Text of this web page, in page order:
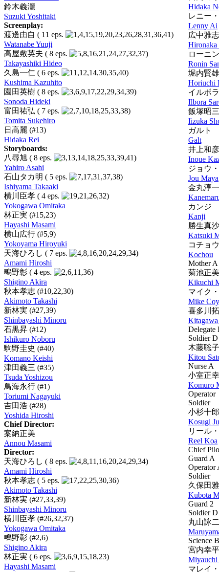
鈴木義瀧
Suzuki Yoshitaki
Screenplay:
渡邊由自 ( 11 eps.
)
Watanabe Yuuji
高屋敷英夫 ( 8 eps.
)
Takayashiki Hideo
久島一仁 ( 6 eps.
)
Kushima Kazuhito
園田英樹 ( 8 eps.
)
Sonoda Hideki
富田祐弘 ( 7 eps.
)
Tomita Sukehiro
日高麗 (#13)
Hidaka Rei
Storyboards:
八尋旭 ( 8 eps.
)
Yahiro Asahi
石山タカ明 ( 5 eps.
)
Ishiyama Takaaki
横川臣孝 ( 4 eps.
)
Yokogawa Omitaka
林正実 (#15,23)
Hayashi Masami
横山広行 (#5,9)
Yokoyama Hiroyuki
天海ひろし ( 7 eps.
)
Amami Hiroshi
鴫野彰 ( 4 eps.
)
Shigino Akira
秋本孝志 (#10,22,30)
Akimoto Takashi
新林実 (#27,39)
Shinbayashi Minoru
石黒昇 (#12)
Ishikuro Noboru
駒野圭史 (#40)
Komano Keishi
津田義三 (#35)
Tsuda Yoshizou
鳥海永行 (#1)
Toriumi Nagayuki
吉田浩 (#28)
Yoshida Hiroshi
Chief Director:
案納正美
Annou Masami
Director:
天海ひろし ( 8 eps.
)
Amami Hiroshi
秋本孝志 ( 5 eps.
)
Akimoto Takashi
新林実 (#27,33,39)
Shinbayashi Minoru
横川臣孝 (#26,32,37)
Yokogawa Omitaka
鴫野彰 (#2,6)
Shigino Akira
林正実 ( 6 eps.
)
Hayashi Masami
Hidaka
レニー
Lenny Ai
広中雅志
Hironaka
ローニ
Ronin
堀内賢雄
Horiuchi
イルボ
Ilbora
飯塚昭三
Iizuka
ガルト
Galt
井上和彦
Inoue
ジョウ
Jou Maya
金丸淳一
カンジ
Kanji
勝生真
Katsuki
コチョウ
Kochou
Mother A
菊池正美
Kikuchi
マイク
Mike
喜多川
Delegate
Soldier D
木藤聡子
Kitou
Nurse A
小室正幸
Komuro
Operator
Soldier
小杉十
Kosugi
リール
Reel Koa
Chief
Guard A
Operator
Soldier
久保田
Kubota
Guard 2
Soldier D
丸山詠二
Science
宮内幸平
マレイ